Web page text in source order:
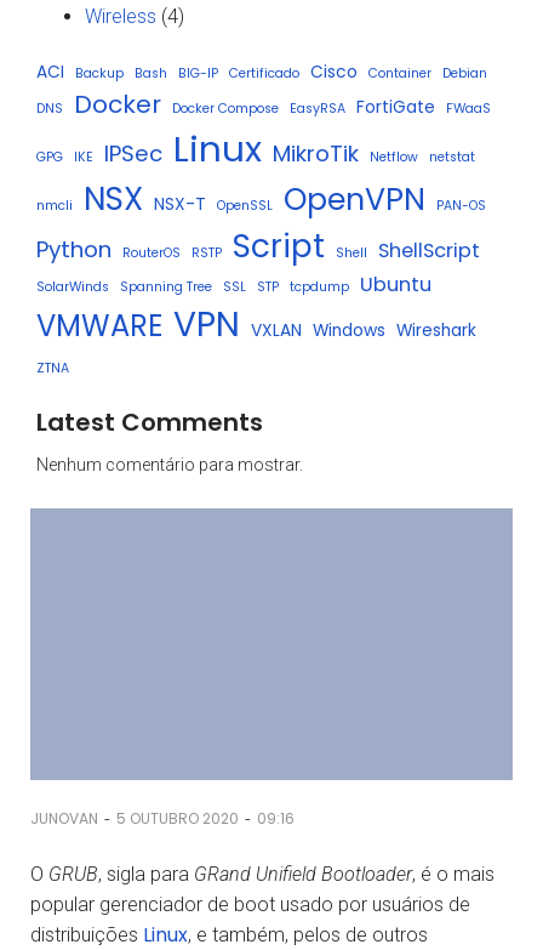
Wireless (4)
ACI Backup Bash BIG-IP Certificado Cisco Container
Debian
DNS
Docker Docker Compose EasyRSA FortiGate FWaaS
GPG IKE IPSec Linux MikroTik Netflow netstat
nmcli NSX NSX-T OpenSSL OpenVPN PAN-OS
Python RouterOS RSTP Script Shell ShellScript
SolarWinds Spanning Tree SSL STP tcpdump Ubuntu
VMWARE VPN VXLAN Windows Wireshark
ZTNA
Latest Comments
Nenhum comentário para mostrar.
JUNOVAN - 5 OUTUBRO 2020 - 09:16
O GRUB, sigla para GRand Unifield Bootloader, é o mais
popular gerenciador de boot usado por usuários de
distribuições Linux, e também, pelos de outros